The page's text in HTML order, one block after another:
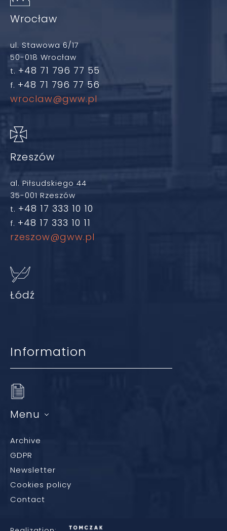
Wrocław
ul. Stawowa 6/17
50-018 Wrocław
t. +48 71 796 77 55
f. +48 71 796 77 56
wroclaw@gww.pl
Rzeszów
al. Piłsudskiego 44
35-001 Rzeszów
t. +48 17 333 10 10
f. +48 17 333 10 11
rzeszow@gww.pl
Łódź
Information
Menu
Archive
GDPR
Newsletter
Cookies policy
Contact